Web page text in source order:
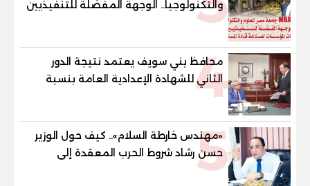
والتكنولوجيا.. الوجهة المفضلة للتنفيذيين
وقيادات المؤسسات لصناعة قادة
4
محافظ بني سويف يعتمد نتيجة الدور
الثاني للشهادة الإعدادية العامة بنسبة
والنور للمكفوفين
5
«مهندس خارطة السلام».. كيف حول الوزير
حسن رشاد شروط الحرب المعقدة إلى
"خارطة طريق" للانسحاب والإعمار؟